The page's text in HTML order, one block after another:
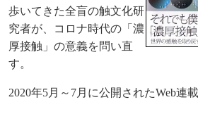
歩いてきた全盲の触文化研
究者が、コロナ時代の「濃
厚接触」の意義を問い直
す。
2020年5月～7月に公開されたWeb連